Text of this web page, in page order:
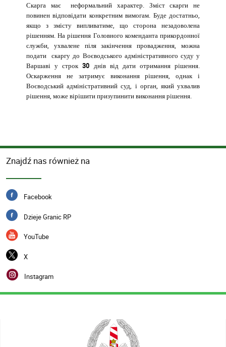
Скарга має неформальний характер. Зміст скарги не
повинен відповідати конкретним вимогам. Буде достатньо,
якщо з змісту випливатиме, що сторона незадоволена
рішенням. На рішення Головного коменданта прикордонної
служби, ухвалене піля закінчення провадження, можна
подати скаргудо Воєводського адміністративного суду у
Варшаві у строк 30 днів від дати отримання рішення.
Оскарження не затримує виконання рішення, однак і
Воєводський адміністративний суд, і орган, який ухвалив
рішення, може вірішити призупинити виконання рішення.
Znajdź nas również na
Facebook
Dzieje Granic RP
YouTube
X
Instagram